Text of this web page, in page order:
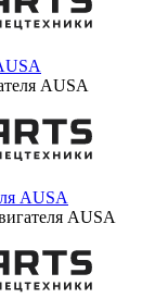
AUSA
AUSA
AUSA